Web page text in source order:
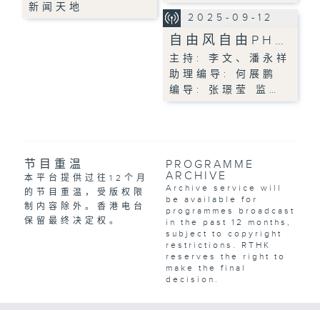
新闻天地
2025-09-12
自由风自由PH…
主持: 李文、潘永祥
助理编导: 何展鹏
编导: 张璟莹 监…
节目重温
本平台提供过往12个月
的节目重温，受版权限
制内容除外。香港电台
保留最终决定权。
PROGRAMME
ARCHIVE
Archive service will
be available for
programmes broadcast
in the past 12 months,
subject to copyright
restrictions. RTHK
reserves the right to
make the final
decision.